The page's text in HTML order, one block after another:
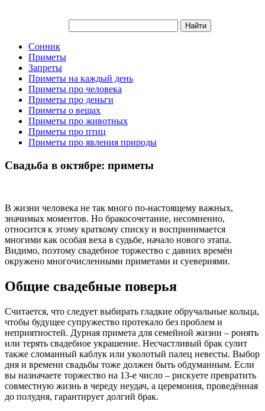
Сонник
Приметы
Запреты
Приметы на каждый день
Приметы про человека
Приметы про деньги
Приметы о вещах
Приметы про животных
Приметы про птиц
Приметы про явления природы
Свадьба в октябре: приметы
В жизни человека не так много по-настоящему важных,
значимых моментов. Но бракосочетание, несомненно,
относится к этому краткому списку и воспринимается
многими как особая веха в судьбе, начало нового этапа.
Видимо, поэтому свадебное торжество с давних времён
окружено многочисленными приметами и суевериями.
Общие свадебные поверья
Считается, что следует выбирать гладкие обручальные кольца,
чтобы будущее супружество протекало без проблем и
неприятностей. Дурная примета для семейной жизни – ронять
или терять свадебное украшение. Несчастливый брак сулит
также сломанный каблук или уколотый палец невесты. Выбор
дня и времени свадьбы тоже должен быть обдуманным. Если
вы назначаете торжество на 13-е число – рискуете превратить
совместную жизнь в череду неудач, а церемония, проведённая
до полудня, гарантирует долгий брак.